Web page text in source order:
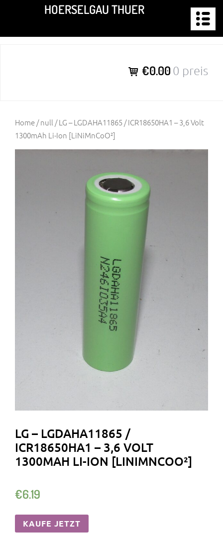
springen
HOERSELGAU THUER
€0.00 0 preis
Home/null / LG – LGDAHA11865 / ICR18650HA1 – 3,6 Volt
1300mAh Li-Ion [LiNiMnCoO²]
LG – LGDAHA11865 /
ICR18650HA1 – 3,6 VOLT
1300MAH LI-ION [LINIMNCOO²]
€6.19
KAUFE JETZT